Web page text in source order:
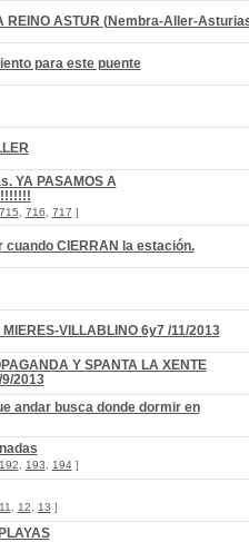
REINO ASTUR (Nembra-Aller-
para este puente
YA PASAMOS A
715 716 717 ]
cuando CIERRAN la estación.
VILLABLINO 6y7 /11/2013
Y SPANTA LA XENTE
2013
andar busca donde dormir en
192 193 194]
11 12 13 ]